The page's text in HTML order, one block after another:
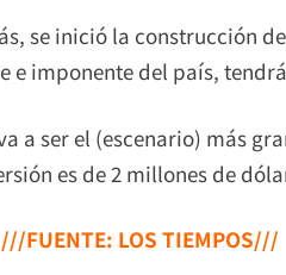
se inició la construcción
e imponente del país,
a ser el (escenario) más
es de 2 millones de
///FUENTE: LOS TIEMPOS///